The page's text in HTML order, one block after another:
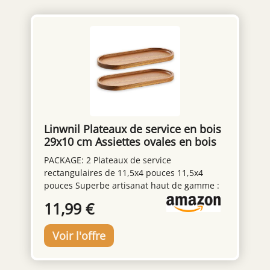
Linwnil Plateaux de service en bois
29x10 cm Assiettes ovales en bois
pour charcuterie, fromage, dîner -
Plateaux de service en bois pour
desserts, collations, pain, fruits,
apéritifs (lot de 2)
PACKAGE: 2 Plateaux de service
rectangulaires de 11,5x4 pouces 11,5x4
pouces Superbe artisanat haut de gamme :
fait à la main avec 100 % bois et finition de
qualité supérieure. La surface lisse et non
poreuse de chaque plateau de service en
fait le meilleur choix pour servir les aliments
car elle ne tache pas et n'absorbe pas les
odeurs. La durabilité durable de ce plat de
11,99 €